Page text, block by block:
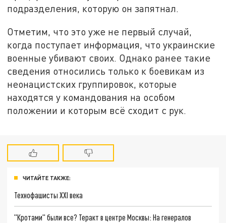
подразделения, которую он запятнал.
Отметим, что это уже не первый случай,
когда поступает информация, что украинские
военные убивают своих. Однако ранее такие
сведения относились только к боевикам из
неонацистских группировок, которые
находятся у командования на особом
положении и которым всё сходит с рук.
ЧИТАЙТЕ ТАКЖЕ:
Технофашисты XXI века
"Кротами" были все? Теракт в центре Москвы: На генералов